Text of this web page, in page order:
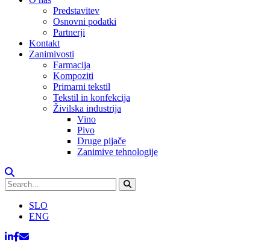
Predstavitev
Osnovni podatki
Partnerji
Kontakt
Zanimivosti
Farmacija
Kompoziti
Primarni tekstil
Tekstil in konfekcija
Živilska industrija
Vino
Pivo
Druge pijače
Zanimive tehnologije
SLO
ENG